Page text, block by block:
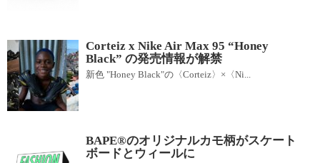
Corteiz x Nike Air Max 95 “Honey
Black” の発売情報が解禁
新色 "Honey Black"の〈Corteiz〉×〈Ni...
BAPE®のオリジナルカモ柄がスケート
ボードとウィールに